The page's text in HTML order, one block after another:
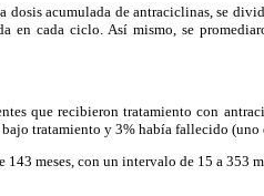
dosis acumulada de antraciclinas, se
en cada ciclo. Así mismo, se
que recibieron tratamiento con
bajo tratamiento y 3% había fallecido
143 meses, con un intervalo de 15 a 353